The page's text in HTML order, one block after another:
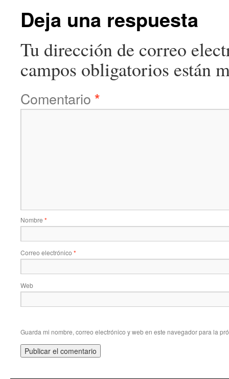
Deja una respuesta
Tu dirección de correo
campos obligatorios están
Comentario *
Nombre *
Correo electrónico *
Web
Guarda mi nombre, correo electrónico y web en este navegador para la